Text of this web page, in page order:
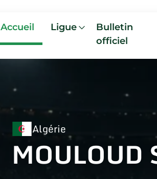
Accueil Ligue
Bulletin
officiel
Algérie
MOULOUD